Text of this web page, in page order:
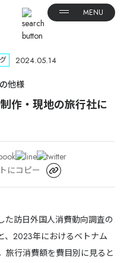
2024.05.14
他様
作・現地の旅行社に
にコピー
訪日外国人消費動向調査の
、2023年におけるベトナム
旅行消費額を費目別に見ると